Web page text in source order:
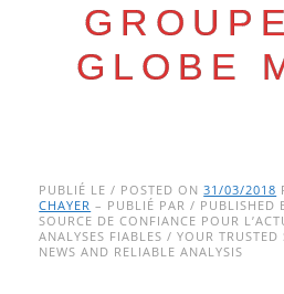
GLOBE
Main menu
to
content
PUBLIÉ LE / POSTED ON31/03/2018
CHAYER – PUBLIÉ PAR / PUBLISHED
SOURCE DE CONFIANCE POUR
ANALYSES FIABLES / YOUR
NEWS AND RELIABLE ANALYSIS